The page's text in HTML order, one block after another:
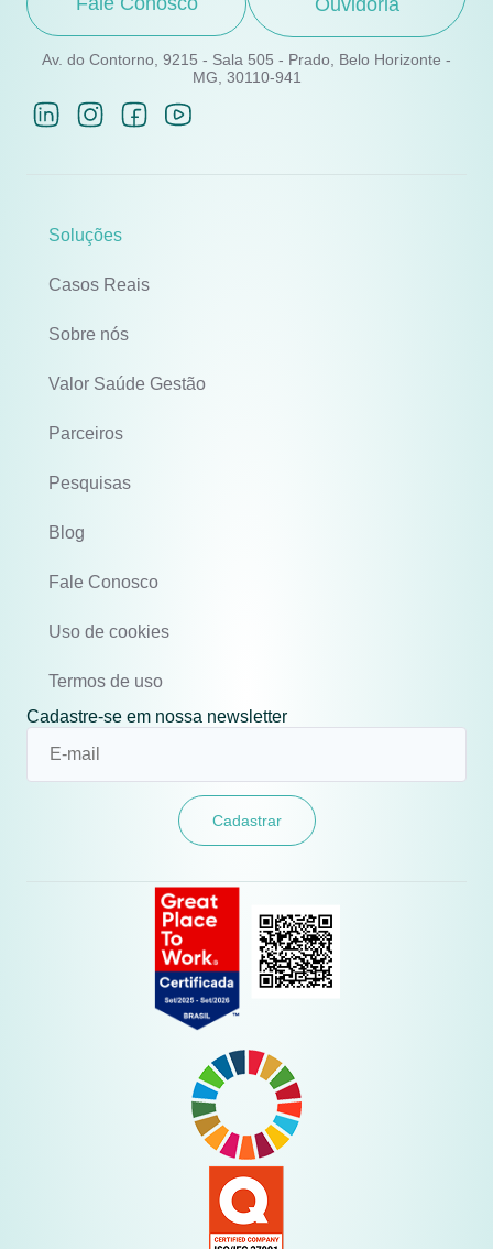
Ouvidoria
Av. do Contorno, 9215 - Sala 505 - Prado, Belo Horizonte -
MG, 30110-941
Soluções
Casos Reais
Sobre nós
Valor Saúde Gestão
Parceiros
Pesquisas
Blog
Fale Conosco
Uso de cookies
Termos de uso
Cadastre-se em nossa newsletter
Cadastrar